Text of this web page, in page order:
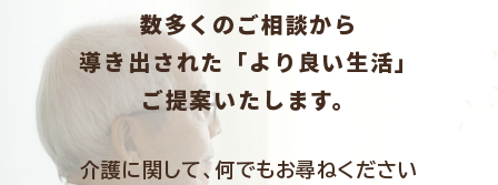
数多くのご相談から
導き出された「より良い生活」
ご提案いたします。
介護に関して、何でもお尋ねください